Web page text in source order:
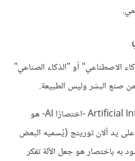
الاصطناعي" أو "الذكاء الصناعي"
صنع البشر وليس الطبيعة.
مفهوم الذكاء الصناعي Artificial Intelligence -اختصارًا AI- هو
مجال جديد ظهر تقريبًا عام 1950 على يد آلان تورينج (يُسميه البعض
به باختصار هو جعل الآلة تفكر